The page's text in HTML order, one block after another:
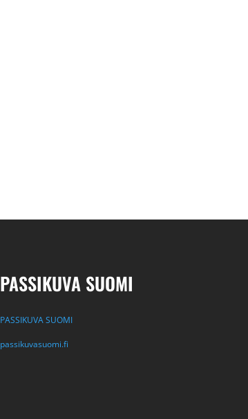
PASSIKUVA SUOMI
PASSIKUVA SUOMI
passikuvasuomi.fi